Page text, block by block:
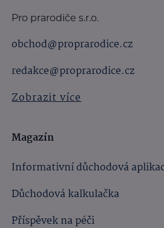
Pro prarodiče s.r.o.
obchod@proprarodice.cz
redakce@proprarodice.cz
Zobrazit více
Magazín
Informativní důchodová
Důchodová kalkulačka
Příspěvek na péči